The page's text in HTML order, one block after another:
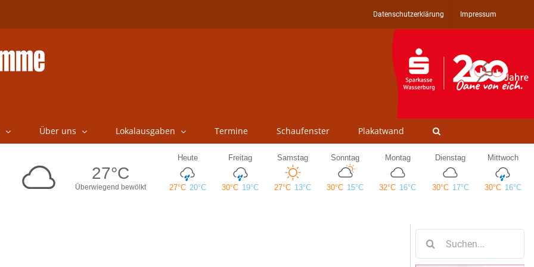
Datenschutzerklärung Impressum
Über uns Lokalausgaben Termine Schaufenster Plakatwand
nach: